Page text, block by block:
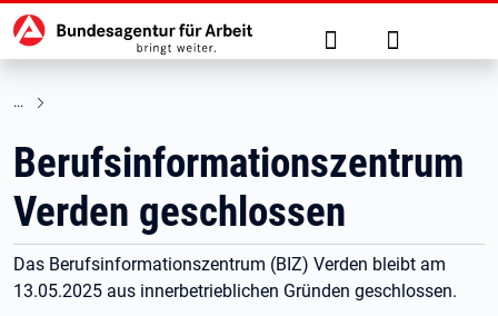
zu den Hauptinhalten springen
Hauptnavigation Suche Anmelden
Berufsinformationszentrum
Verden geschlossen
Das Berufsinformationszentrum (BIZ) Verden bleibt am
13.05.2025 aus innerbetrieblichen Gründen geschlossen.